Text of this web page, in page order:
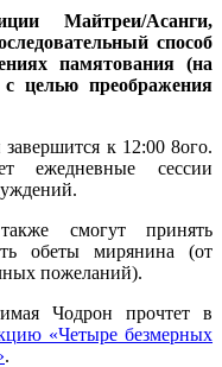
Майтреи/Асанги,
способ
памятования (на
целью преображения
к 12:00 8ого.
ежедневные сессии
смогут принять
обеты мирянина (от
пожеланий).
Чодрон прочтет в
«Четыре безмерных
.